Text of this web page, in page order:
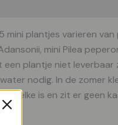
mini plantjes varieren
mini Pilea
plantje niet leverbaar
nodig. In de zomer
welke is en zit er geen